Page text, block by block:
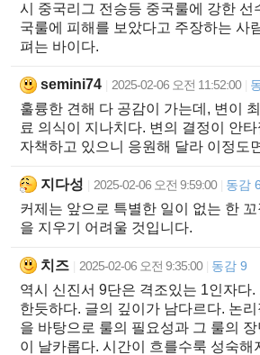
시 중국리그 전승등 중국룰에 강한 선
국룰에 피해를 보았다고 주장하는 사
펴는 바이다.
semini74 2025-02-06 오전 11:52:00
훌륭한 견해 다 공감이 가는데, 변이
료 의식이 지나치다. 변의 결정이 안
자책하고 있으니 응원해 달라 이정도
지다성 2025-02-06 오전 9:59:00 동감 6
커제는 앞으로 특별한 일이 없는 한
을 지우기 어려울 것입니다.
치즈 2025-02-06 오전 9:35:00 동감 9
역시 신진서 9단은 격조있는 1인자다
한듯하다. 글의 깊이가 남다르다. 논
을 바탕으로 룰의 필요성과 그 룰의
이 날카롭다. 시간이 흐를수룩 성숙해